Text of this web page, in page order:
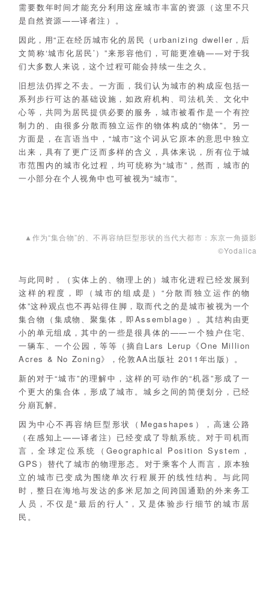
需要数年时间才能充分利用这座城市丰富的资源（这里不只
是自然资源——译者注）。
因此，用“正在经历城市化的居民（urbanizing dweller，后
文简称‘城市化居民’）”来形容他们，可能更准确——对于我
们大多数人来说，这个过程可能会持续一生之久。
旧想法仍挥之不去。一方面，我们认为城市的构成应包括一
系列步行可达的基础设施，如政府机构、司法机关、文化中
心等，共同为居民提供必要的服务，城市被看作是一个有控
制力的、由很多分散而独立运作的物体构成的“物体”。另一
方面是，在言语当中，“城市”这个词从它原本的意思中独立
出来，具有了更广泛而多样的含义，具体来说，所有位于城
市范围内的城市化过程，均可统称为“城市”，然而，城市的
一小部分在个人视角中也可被视为“城市”。
▲作为“集合物”的、不再容纳巨型形状的当代大都市：东京一角摄影
©Yodalica
与此同时，（实体上的、物理上的）城市化进程已经发展到
这样的程度，即（城市的组成是）“分散而独立运作的物
体”这种观点也不再站得住脚，取而代之的是城市被视为一个
集合物（集成物、聚集体，即Assemblage）。其结构由更
小的单元组成，其中的一些是很具体的——一个独户住宅、
一辆车、一个公园，等等（摘自Lars Lerup《One Million
Acres & No Zoning》，伦敦AA出版社 2011年出版）。
新的对于“城市”的理解中，这样的可动作的“机器”形成了一
个更大的集合体，形成了城市。城乡之间的简便划分，已经
分崩瓦解。
因为中心不再容纳巨型形状（Megashapes），高速公路
（在感知上——译者注）已经变成了导航系统。对于司机而
言，全球定位系统（Geographical Position System，
GPS）替代了城市的物理形态。对于乘客个人而言，原本独
立的城市已变成为围绕单次行程展开的线性结构。与此同
时，整日在海地与发达的多米尼加之间跨国通勤的外来务工
人员，不仅是“最后的行人”，又是体验步行细节的城市居
民。